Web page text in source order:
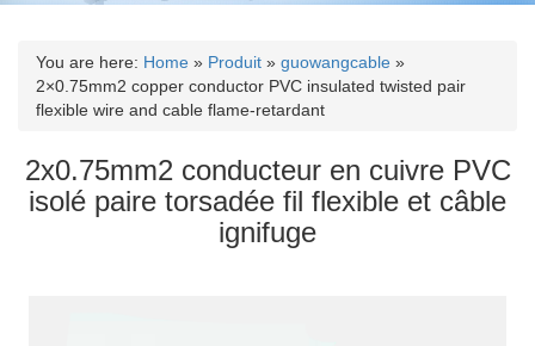
a
o
n
You are here: Home » Produit » guowangcable »
2×0.75mm2 copper conductor PVC insulated twisted pair
flexible wire and cable flame-retardant
2x0.75mm2 conducteur en cuivre PVC
isolé paire torsadée fil flexible et câble
ignifuge